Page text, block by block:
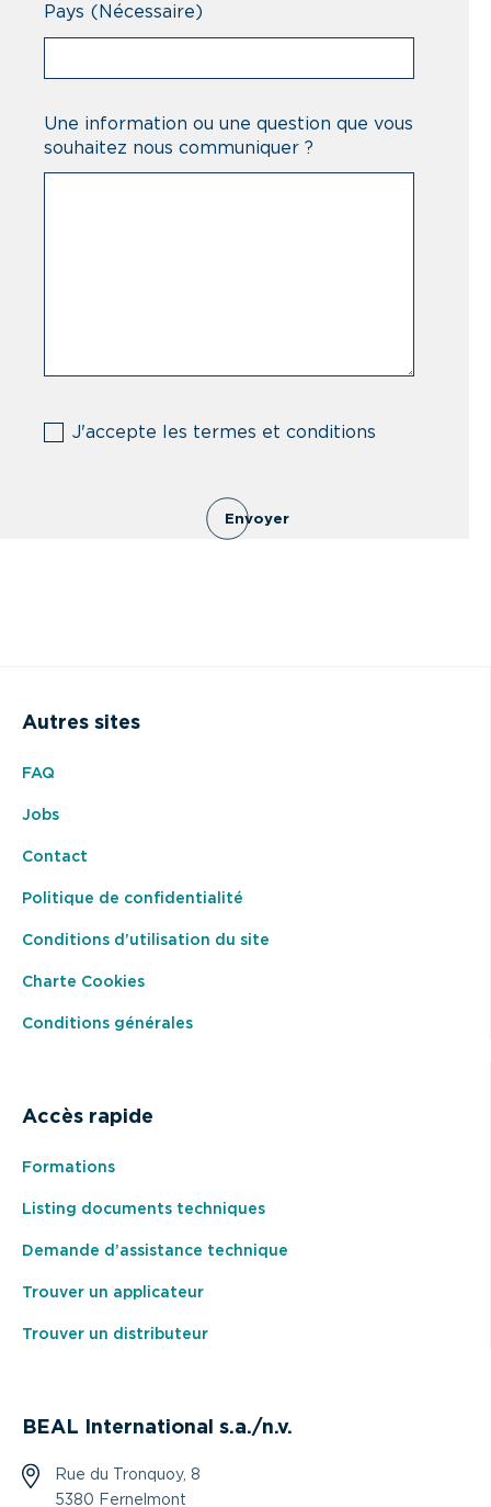
Pays (Nécessaire)
Une information ou une question que vous
souhaitez nous communiquer ?
(Nécessaire)
J'accepte les termes et conditions
Envoyer
Autres sites
FAQ
Jobs
Contact
Politique de confidentialité
Conditions d’utilisation du site
Charte Cookies
Conditions générales
Accès rapide
Formations
Listing documents techniques
Demande d’assistance technique
Trouver un applicateur
Trouver un distributeur
BEAL International s.a./n.v.
Rue du Tronquoy, 8
5380 Fernelmont